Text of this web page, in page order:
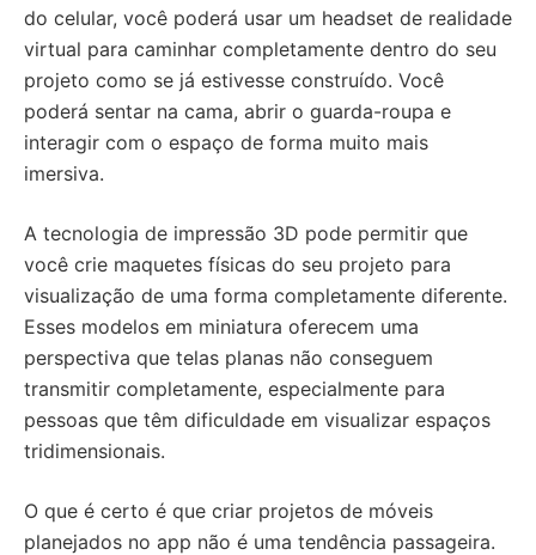
do celular, você poderá usar um headset de realidade
virtual para caminhar completamente dentro do seu
projeto como se já estivesse construído. Você
poderá sentar na cama, abrir o guarda-roupa e
interagir com o espaço de forma muito mais
imersiva.
A tecnologia de impressão 3D pode permitir que
você crie maquetes físicas do seu projeto para
visualização de uma forma completamente diferente.
Esses modelos em miniatura oferecem uma
perspectiva que telas planas não conseguem
transmitir completamente, especialmente para
pessoas que têm dificuldade em visualizar espaços
tridimensionais.
O que é certo é que criar projetos de móveis
planejados no app não é uma tendência passageira.